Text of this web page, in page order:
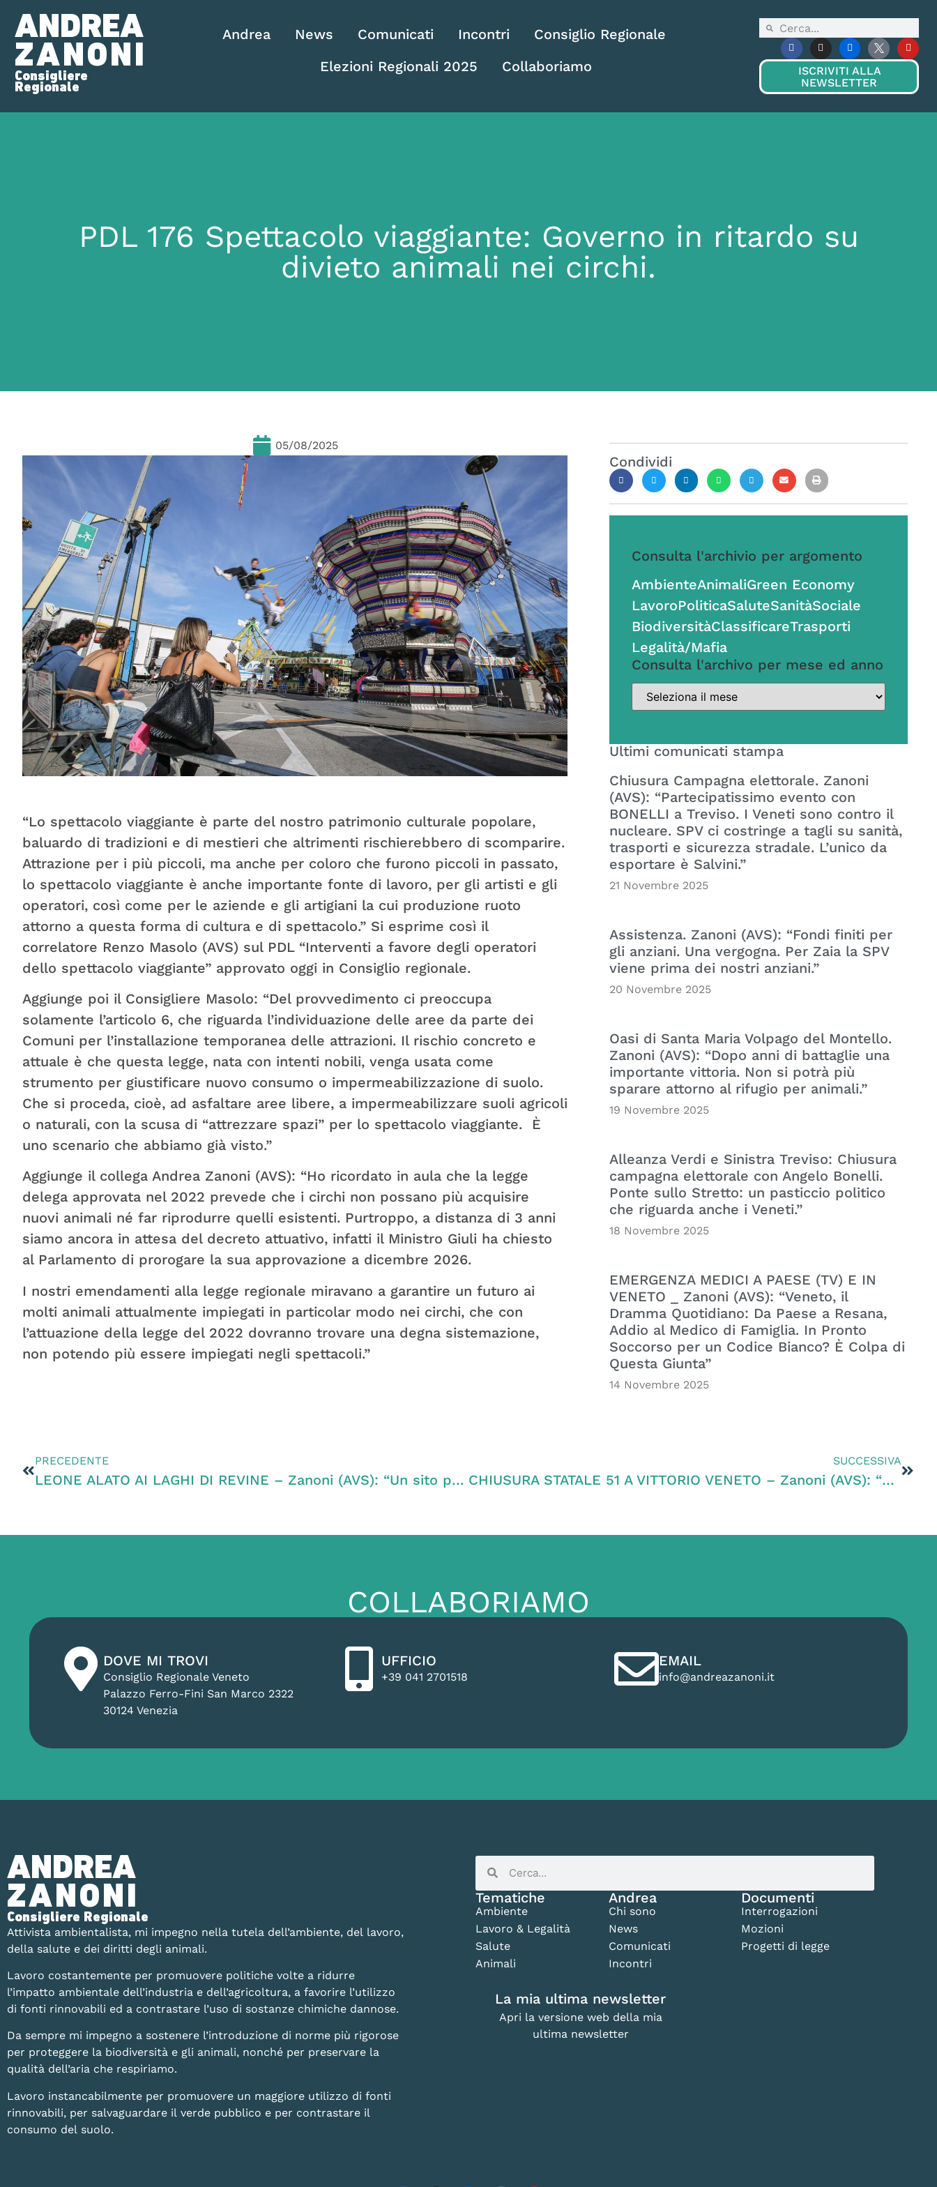
ANDREA
ZANONI
Consigliere
Regionale
Andrea News Comunicati Incontri
Consiglio Regionale
Elezioni Regionali 2025
Collaboriamo
ISCRIVITI ALLA
NEWSLETTER
PDL 176 Spettacolo viaggiante: Governo in ritardo su
divieto animali nei circhi.
05/08/2025
“Lo spettacolo viaggiante è parte del nostro patrimonio culturale popolare,
baluardo di tradizioni e di mestieri che altrimenti rischierebbero di scomparire.
Attrazione per i più piccoli, ma anche per coloro che furono piccoli in passato,
lo spettacolo viaggiante è anche importante fonte di lavoro, per gli artisti e gli
operatori, così come per le aziende e gli artigiani la cui produzione ruoto
attorno a questa forma di cultura e di spettacolo.” Si esprime così il
correlatore Renzo Masolo (AVS) sul PDL “Interventi a favore degli operatori
dello spettacolo viaggiante” approvato oggi in Consiglio regionale.
Aggiunge poi il Consigliere Masolo: “Del provvedimento ci preoccupa
solamente l’articolo 6, che riguarda l’individuazione delle aree da parte dei
Comuni per l’installazione temporanea delle attrazioni. Il rischio concreto e
attuale è che questa legge, nata con intenti nobili, venga usata come
strumento per giustificare nuovo consumo o impermeabilizzazione di suolo.
Che si proceda, cioè, ad asfaltare aree libere, a impermeabilizzare suoli agricoli
o naturali, con la scusa di “attrezzare spazi” per lo spettacolo viaggiante. È
uno scenario che abbiamo già visto.”
Aggiunge il collega Andrea Zanoni (AVS): “Ho ricordato in aula che la legge
delega approvata nel 2022 prevede che i circhi non possano più acquisire
nuovi animali né far riprodurre quelli esistenti. Purtroppo, a distanza di 3 anni
siamo ancora in attesa del decreto attuativo, infatti il Ministro Giuli ha chiesto
al Parlamento di prorogare la sua approvazione a dicembre 2026.
I nostri emendamenti alla legge regionale miravano a garantire un futuro ai
molti animali attualmente impiegati in particolar modo nei circhi, che con
l’attuazione della legge del 2022 dovranno trovare una degna sistemazione,
non potendo più essere impiegati negli spettacoli.”
Condividi
Consulta l'archivio per argomento
AmbienteAnimaliGreen Economy
LavoroPoliticaSaluteSanitàSociale
BiodiversitàClassificareTrasporti
Legalità/Mafia
Consulta l'archivo per mese ed anno
Ultimi comunicati stampa
Chiusura Campagna elettorale. Zanoni
(AVS): “Partecipatissimo evento con
BONELLI a Treviso. I Veneti sono contro il
nucleare. SPV ci costringe a tagli su sanità,
trasporti e sicurezza stradale. L’unico da
esportare è Salvini.”
21 Novembre 2025
Assistenza. Zanoni (AVS): “Fondi finiti per
gli anziani. Una vergogna. Per Zaia la SPV
viene prima dei nostri anziani.”
20 Novembre 2025
Oasi di Santa Maria Volpago del Montello.
Zanoni (AVS): “Dopo anni di battaglie una
importante vittoria. Non si potrà più
sparare attorno al rifugio per animali.”
19 Novembre 2025
Alleanza Verdi e Sinistra Treviso: Chiusura
campagna elettorale con Angelo Bonelli.
Ponte sullo Stretto: un pasticcio politico
che riguarda anche i Veneti.”
18 Novembre 2025
EMERGENZA MEDICI A PAESE (TV) E IN
VENETO _ Zanoni (AVS): “Veneto, il
Dramma Quotidiano: Da Paese a Resana,
Addio al Medico di Famiglia. In Pronto
Soccorso per un Codice Bianco? È Colpa di
Questa Giunta”
14 Novembre 2025
PRECEDENTE
LEONE ALATO AI LAGHI DI REVINE – Zanoni (AVS): “Un sito protetto non è un parco giochi: protesta contro l’ubicazione dell’opera nei Laghi di Revine”
SUCCESSIVA
CHIUSURA STATALE 51 A VITTORIO VENETO – Zanoni (AVS): “LA REGIONE SI ATTIVI PER LA GRATUITÀ DEL TRATTO A27 IN CASO DI CHIUSURA DELLA STATALE 51”
COLLABORIAMO
DOVE MI TROVI
Consiglio Regionale Veneto
Palazzo Ferro-Fini San Marco 2322
30124 Venezia
UFFICIO
+39 041 2701518
EMAIL
info@andreazanoni.it
ANDREA
ZANONI
Consigliere Regionale
Attivista ambientalista, mi impegno nella tutela dell’ambiente, del lavoro,
della salute e dei diritti degli animali.
Lavoro costantemente per promuovere politiche volte a ridurre
l’impatto ambientale dell’industria e dell’agricoltura, a favorire l’utilizzo
di fonti rinnovabili ed a contrastare l’uso di sostanze chimiche dannose.
Da sempre mi impegno a sostenere l’introduzione di norme più rigorose
per proteggere la biodiversità e gli animali, nonché per preservare la
qualità dell’aria che respiriamo.
Lavoro instancabilmente per promuovere un maggiore utilizzo di fonti
rinnovabili, per salvaguardare il verde pubblico e per contrastare il
consumo del suolo.
Tematiche
Ambiente
Lavoro & Legalità
Salute
Animali
Andrea
Chi sono
News
Comunicati
Incontri
Documenti
Interrogazioni
Mozioni
Progetti di legge
La mia ultima newsletter
Apri la versione web della mia
ultima newsletter